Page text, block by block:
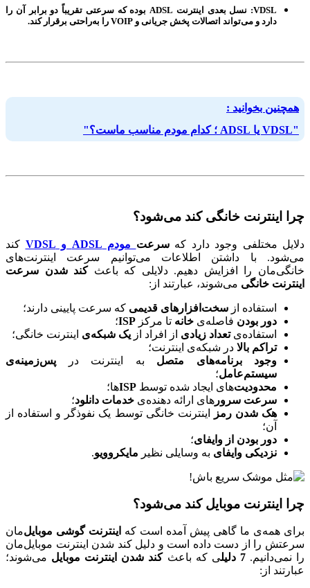
VDSL: نسل بعدی اینترنت ADSL بوده که سرعتی تقریباً دو برابر آن را
دارد و می‌تواند اتصالات پخش جریانی و VOIP را به‌راحتی برقرار کند.
همچنین بخوانید :
"VDSL یا ADSL ؛ کدام مودم مناسب ماست؟"
چرا اینترنت خانگی کند می‌شود؟
دلایل مختلفی وجود دارد کهسرعت مودم‌ ADSL و VDSL
کند
می‌شود. با داشتن اطلاعات می‌توانیم سرعت اینترنت‌های
خانگی‌مان را افزایش دهیم. دلایلی که باعثکند شدن سرعت
اینترنت خانگی می‌شوند، عبارتند از:
استفاده از سخت‌افزارهای قدیمی که سرعت پایینی دارند؛
دور بودن فاصله‌ی خانه تا مرکز ISP؛
استفاده‌ی تعداد زیادی از افراد از یک شبکه‌ی اینترنت خانگی؛
تراکم بالا در شبکه‌ی اینترنت؛
وجود برنامه‌های متصل به اینترنت در پس‌زمینه‌ی
سیستم‌عامل؛
محدودیت‌های ایجاد شده توسط ISP‌ها؛
سرعت سرور های ارائه ‌دهنده‌ی خدمات دانلود؛
هک شدن رمز
اینترنت خانگی توسط یک نفوذگر و استفاده از
آن؛
دور بودن از وایفای؛
نزدیکی وایفای به وسایلی نظیر مایکروویو.
چرا اینترنت موبایل کند می‌شود؟
برای همه‌ی ما گاهی پیش آمده است که اینترنت گوشی موبایل‌مان
سرعتش را از دست داده است و دلیل کند شدن اینترنت موبایل‌مان
را نمی‌دانیم.7 دلیل ی که باعث کند شدن اینترنت موبایل می‌شوند؛
عبارتند از: